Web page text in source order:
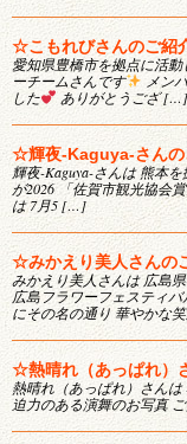
☆こもれびさんのご紹
愛知県豊橋市を拠点に活
ーチームさんです
メン
した
ありがとうござ […]
☆輝夜-Kaguya-さん
輝夜-Kaguya-さんは 熊本
が2026 「佐賀市観光協会
は 7月5 […]
☆みかえり美人さんの
みかえり美人さんは 広島
広島フラワーフェスティバ
にその名の通り 華やかな
☆熱晴れ（あっぱれ）
熱晴れ（あっぱれ）さん
迫力のある演舞のお写真